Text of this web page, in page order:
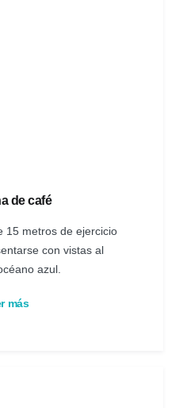
de café
15 metros de ejercicio
con vistas al
azul.
más